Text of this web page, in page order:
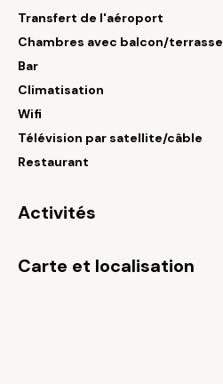
Transfert de l'aéroport
Chambres avec balcon/terrasse
Bar
Climatisation
Wifi
Télévision par satellite/câble
Restaurant
Activités
Carte et localisation